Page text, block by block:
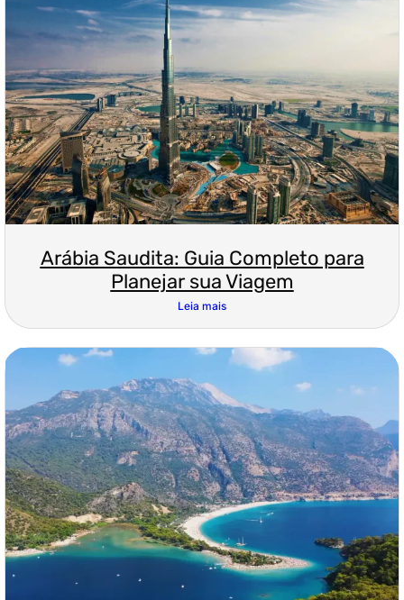
Arábia Saudita: Guia Completo para
Planejar sua Viagem
Leia mais